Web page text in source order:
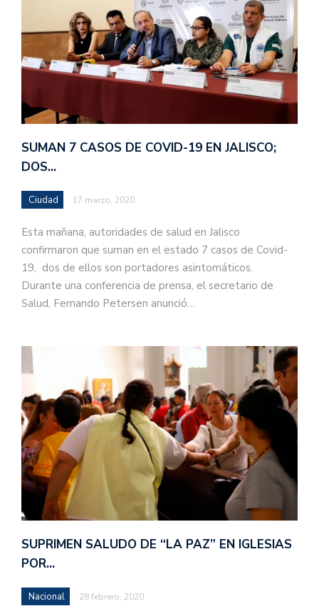
SUMAN 7 CASOS DE COVID-19 EN JALISCO;
DOS…
Ciudad 17 marzo, 2020
Esta mañana, autoridades de salud en Jalisco
confirmaron que suman en el estado 7 casos de Covid-
19, dos de ellos son portadores asintomáticos.
Durante una conferencia de prensa, el secretario de
Salud, Fernando Petersen anunció…
SUPRIMEN SALUDO DE “LA PAZ” EN IGLESIAS
POR…
Nacional 28 febrero, 2020